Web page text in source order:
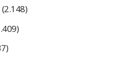
(2.148)